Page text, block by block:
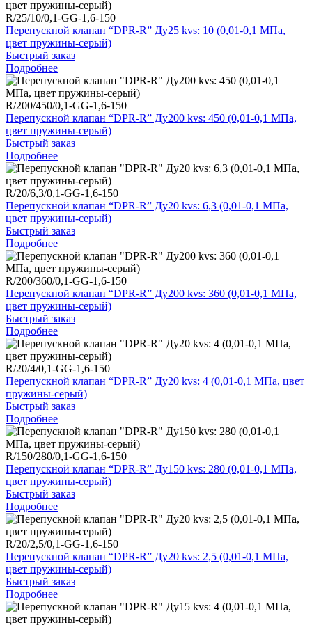
R/25/10/0,1-GG-1,6-150
Перепускной клапан “DPR-R” Ду25 kvs: 10 (0,01-0,1 МПа,
цвет пружины-серый)
Быстрый заказ
Подробнее
R/200/450/0,1-GG-1,6-150
Перепускной клапан “DPR-R” Ду200 kvs: 450 (0,01-0,1 МПа,
цвет пружины-серый)
Быстрый заказ
Подробнее
R/20/6,3/0,1-GG-1,6-150
Перепускной клапан “DPR-R” Ду20 kvs: 6,3 (0,01-0,1 МПа,
цвет пружины-серый)
Быстрый заказ
Подробнее
R/200/360/0,1-GG-1,6-150
Перепускной клапан “DPR-R” Ду200 kvs: 360 (0,01-0,1 МПа,
цвет пружины-серый)
Быстрый заказ
Подробнее
R/20/4/0,1-GG-1,6-150
Перепускной клапан “DPR-R” Ду20 kvs: 4 (0,01-0,1 МПа, цвет
пружины-серый)
Быстрый заказ
Подробнее
R/150/280/0,1-GG-1,6-150
Перепускной клапан “DPR-R” Ду150 kvs: 280 (0,01-0,1 МПа,
цвет пружины-серый)
Быстрый заказ
Подробнее
R/20/2,5/0,1-GG-1,6-150
Перепускной клапан “DPR-R” Ду20 kvs: 2,5 (0,01-0,1 МПа,
цвет пружины-серый)
Быстрый заказ
Подробнее